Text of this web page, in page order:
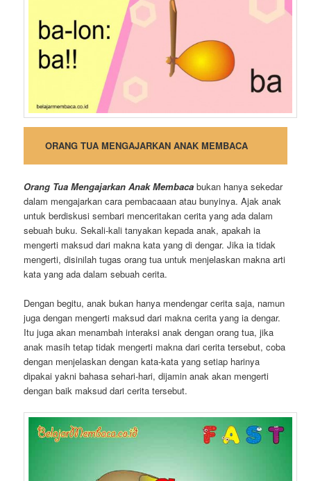
ORANG TUA MENGAJARKAN ANAK MEMBACA
Orang Tua Mengajarkan Anak Membaca bukan hanya sekedar
dalam mengajarkan cara pembacaaan atau bunyinya. Ajak anak
untuk berdiskusi sembari menceritakan cerita yang ada dalam
sebuah buku. Sekali-kali tanyakan kepada anak, apakah ia
mengerti maksud dari makna kata yang di dengar. Jika ia tidak
mengerti, disinilah tugas orang tua untuk menjelaskan makna arti
kata yang ada dalam sebuah cerita.
Dengan begitu, anak bukan hanya mendengar cerita saja, namun
juga dengan mengerti maksud dari makna cerita yang ia dengar.
Itu juga akan menambah interaksi anak dengan orang tua, jika
anak masih tetap tidak mengerti makna dari cerita tersebut, coba
dengan menjelaskan dengan kata-kata yang setiap harinya
dipakai yakni bahasa sehari-hari, dijamin anak akan mengerti
dengan baik maksud dari cerita tersebut.